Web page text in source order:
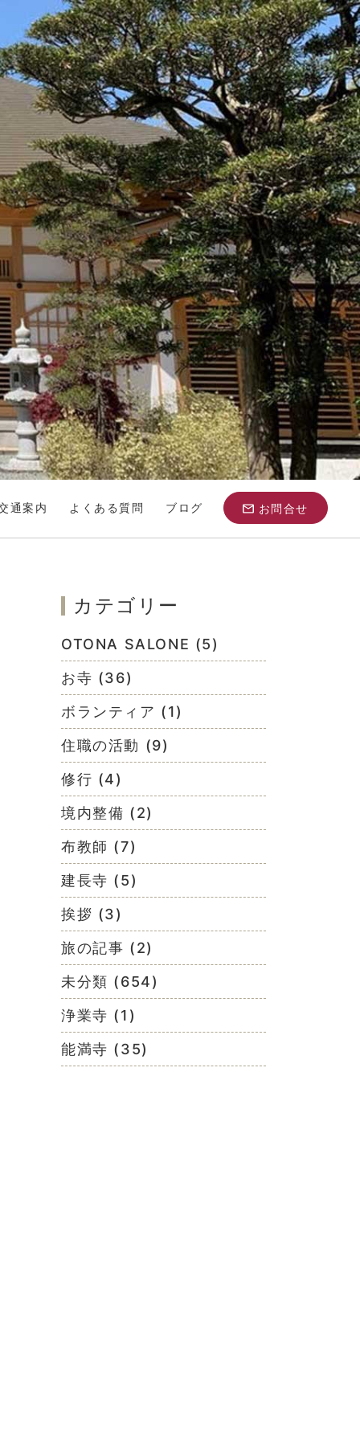
通案内 よくある質問 ブログ お問合せ
カテゴリー
OTONA SALONE (5)
お寺 (36)
ボランティア (1)
住職の活動 (9)
修行 (4)
境内整備 (2)
布教師 (7)
建長寺 (5)
挨拶 (3)
旅の記事 (2)
未分類 (654)
浄業寺 (1)
能満寺 (35)